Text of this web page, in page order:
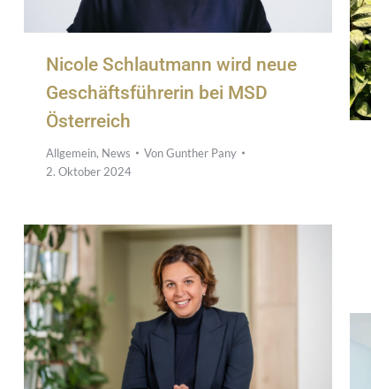
Nicole Schlautmann wird neue
Geschäftsführerin bei MSD
Österreich
Allgemein, News VonGunther Pany
2. Oktober 2024